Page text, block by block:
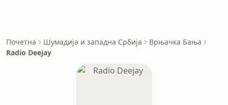
Почетна Шумадија и западна Србија
Врњачка Бања
Radio Deejay